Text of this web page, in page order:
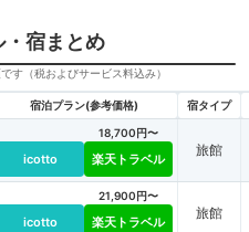
・宿まとめ
す（税およびサービス料込み）
宿泊プラン(参考価格) 宿タイプ
icotto
18,700円〜
楽天トラベル
旅館
icotto
21,900円〜
楽天トラベル
旅館